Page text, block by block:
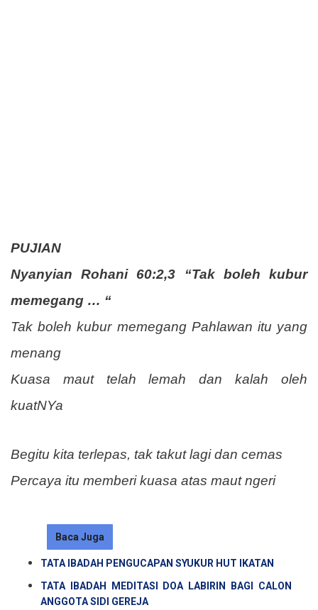
PUJIAN
Nyanyian Rohani 60:2,3 “Tak boleh kubur
memegang … “
Tak boleh kubur memegang Pahlawan itu yang
menang
Kuasa maut telah lemah dan kalah oleh
kuatNYa
Begitu kita terlepas, tak takut lagi dan cemas
Percaya itu memberi kuasa atas maut ngeri
Baca Juga
TATA IBADAH PENGUCAPAN SYUKUR HUT IKATAN
TATA IBADAH MEDITASI DOA LABIRIN BAGI CALON
ANGGOTA SIDI GEREJA